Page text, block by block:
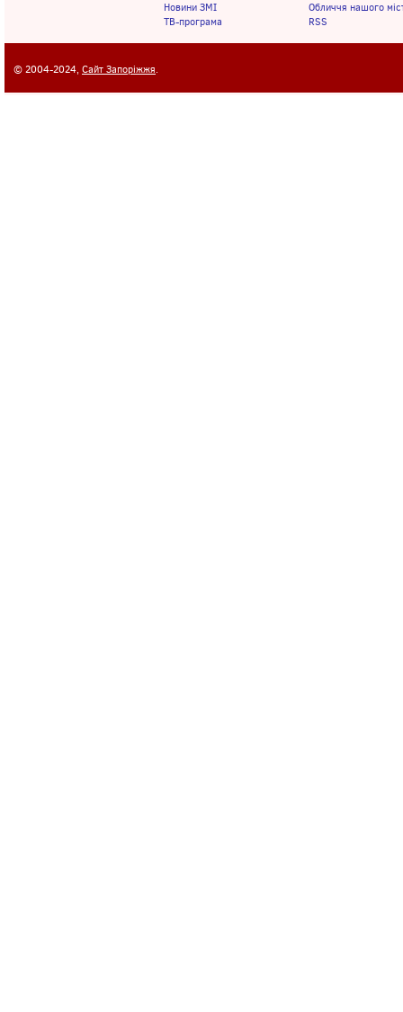
Новини ЗМІ
ТВ-програма
Обличчя нашого
RSS
© 2004-2024, Сайт Запоріжжя.